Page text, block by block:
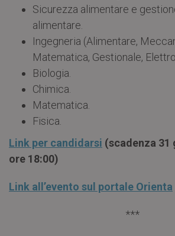
Sicurezza alimentare e
alimentare.
Ingegneria (Alimentare,
Matematica, Gestionale,
Biologia.
Chimica.
Matematica.
Fisica.
Link per candidarsi (scadenza 31
ore 18:00)
Link all’evento sul portale Orienta
***